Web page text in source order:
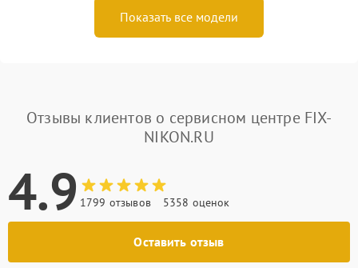
Показать все модели
Отзывы клиентов о сервисном центре FIX-
NIKON.RU
4.9 1799 отзывов 5358 оценок
Оставить отзыв